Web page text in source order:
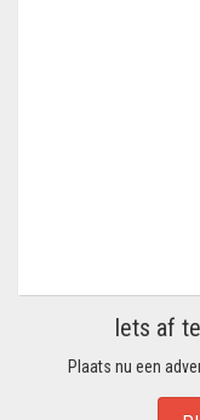
Iets af
Plaats nu een